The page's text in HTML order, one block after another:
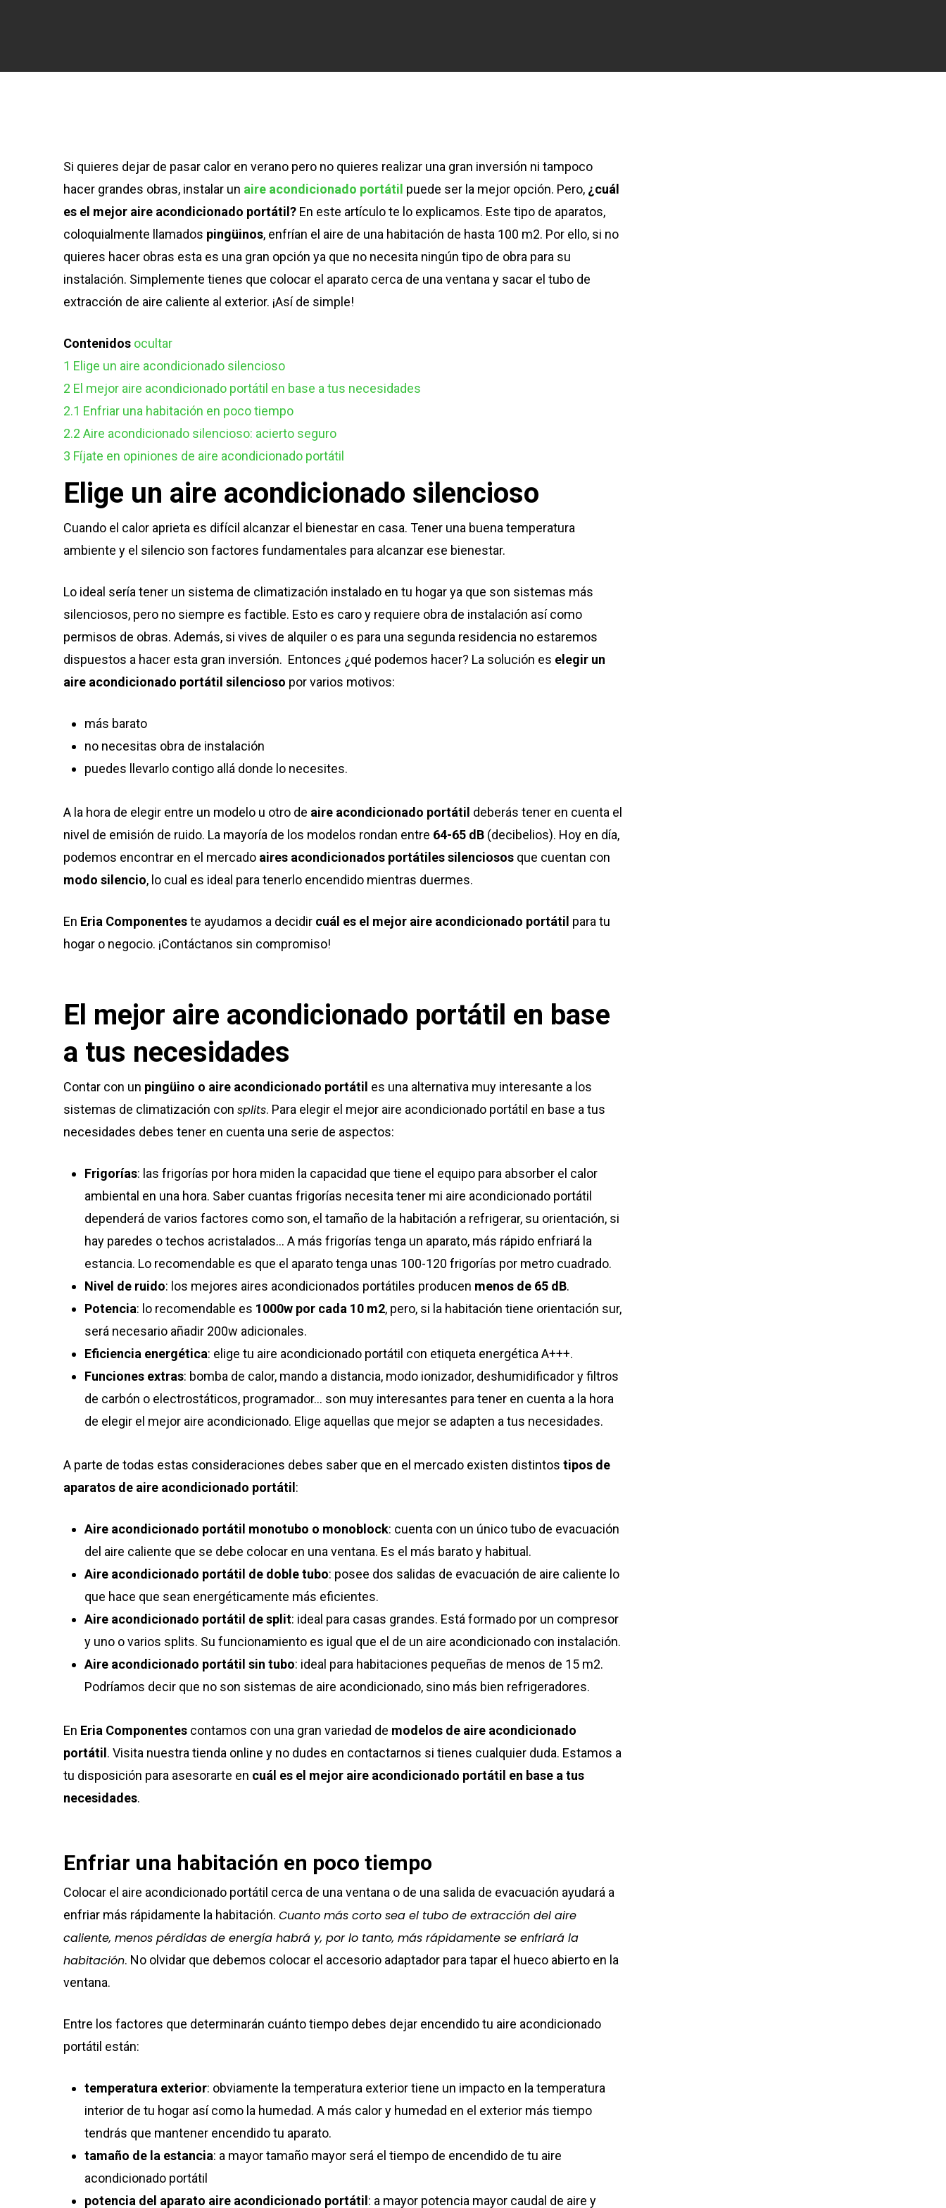
Si quieres dejar de pasar calor en verano pero no quieres realizar una gran inversión ni tampoco
hacer grandes obras, instalar un aire acondicionado portátil puede ser la mejor opción. Pero, ¿cuál
es el mejor aire acondicionado portátil? En este artículo te lo explicamos. Este tipo de aparatos,
coloquialmente llamados pingüinos, enfrían el aire de una habitación de hasta 100 m2. Por ello, si no
quieres hacer obras esta es una gran opción ya que no necesita ningún tipo de obra para su
instalación. Simplemente tienes que colocar el aparato cerca de una ventana y sacar el tubo de
extracción de aire caliente al exterior. ¡Así de simple!
Contenidos ocultar
1 Elige un aire acondicionado silencioso
2 El mejor aire acondicionado portátil en base a tus necesidades
2.1 Enfriar una habitación en poco tiempo
2.2 Aire acondicionado silencioso: acierto seguro
3 Fíjate en opiniones de aire acondicionado portátil
Elige un aire acondicionado silencioso
Cuando el calor aprieta es difícil alcanzar el bienestar en casa. Tener una buena temperatura
ambiente y el silencio son factores fundamentales para alcanzar ese bienestar.
Lo ideal sería tener un sistema de climatización instalado en tu hogar ya que son sistemas más
silenciosos, pero no siempre es factible. Esto es caro y requiere obra de instalación así como
permisos de obras. Además, si vives de alquiler o es para una segunda residencia no estaremos
dispuestos a hacer esta gran inversión. Entonces ¿qué podemos hacer? La solución es elegir un
aire acondicionado portátil silencioso por varios motivos:
más barato
no necesitas obra de instalación
puedes llevarlo contigo allá donde lo necesites.
A la hora de elegir entre un modelo u otro de aire acondicionado portátil deberás tener en cuenta el
nivel de emisión de ruido. La mayoría de los modelos rondan entre 64-65 dB (decibelios). Hoy en día,
podemos encontrar en el mercado aires acondicionados portátilessilenciosos que cuentan con
modo silencio, lo cual es ideal para tenerlo encendido mientras duermes.
En Eria Componenteste ayudamos a decidir cuál es el mejor aire acondicionado portátil para tu
hogar o negocio. ¡Contáctanos sin compromiso!
El mejor aire acondicionado portátil en base
a tus necesidades
Contar con un pingüino o aire acondicionado portátil es una alternativa muy interesante a los
sistemas de climatización con splits. Para elegir el mejor aire acondicionado portátil en base a tus
necesidades debes tener en cuenta una serie de aspectos:
Frigorías: las frigorías por hora miden la capacidad que tiene el equipo para absorber el calor
ambiental en una hora. Saber cuantas frigorías necesita tener mi aire acondicionado portátil
dependerá de varios factores como son, el tamaño de la habitación a refrigerar, su orientación, si
hay paredes o techos acristalados… A más frigorías tenga un aparato, más rápido enfriará la
estancia. Lo recomendable es que el aparato tenga unas 100-120 frigorías por metro cuadrado.
Nivel de ruido: los mejores aires acondicionados portátiles producen menos de 65 dB.
Potencia: lo recomendable es 1000w por cada 10 m2, pero, si la habitación tiene orientación sur,
será necesario añadir 200w adicionales.
Eficiencia energética: elige tu aire acondicionado portátil con etiqueta energética A+++.
Funciones extras: bomba de calor, mando a distancia, modo ionizador, deshumidificador y filtros
de carbón o electrostáticos, programador… son muy interesantes para tener en cuenta a la hora
de elegir el mejor aire acondicionado. Elige aquellas que mejor se adapten a tus necesidades.
A parte de todas estas consideraciones debes saber que en el mercado existen distintos tipos de
aparatos de aire acondicionado portátil :
Aire acondicionado portátil monotubo o monoblock: cuenta con un único tubo de evacuación
del aire caliente que se debe colocar en una ventana. Es el más barato y habitual.
Aire acondicionado portátil de doble tubo: posee dos salidas de evacuación de aire caliente lo
que hace que sean energéticamente más eficientes.
Aire acondicionado portátil de split: ideal para casas grandes. Está formado por un compresor
y uno o varios splits. Su funcionamiento es igual que el de un aire acondicionado con instalación.
Aire acondicionado portátil sin tubo: ideal para habitaciones pequeñas de menos de 15 m2.
Podríamos decir que no son sistemas de aire acondicionado, sino más bien refrigeradores.
En Eria Componentes contamos con una gran variedad de modelos de aire acondicionado
portátil . Visita nuestra tienda online y no dudes en contactarnos si tienes cualquier duda. Estamos a
tu disposición para asesorarte en cuál es el mejor aire acondicionado portátil en base a tus
necesidades.
Enfriar una habitación en poco tiempo
Colocar el aire acondicionado portátil cerca de una ventana o de una salida de evacuación ayudará a
enfriar más rápidamente la habitación. Cuanto más corto sea el tubo de extracción del aire
caliente, menos pérdidas de energía habrá y, por lo tanto, más rápidamente se enfriará la
habitación. No olvidar que debemos colocar el accesorio adaptador para tapar el hueco abierto en la
ventana.
Entre los factores que determinarán cuánto tiempo debes dejar encendido tu aire acondicionado
portátil están:
temperatura exterior: obviamente la temperatura exterior tiene un impacto en la temperatura
interior de tu hogar así como la humedad. A más calor y humedad en el exterior más tiempo
tendrás que mantener encendido tu aparato.
tamaño de la estancia: a mayor tamaño mayor será el tiempo de encendido de tu aire
acondicionado portátil
potencia del aparato aire acondicionado portátil : a mayor potencia mayor caudal de aire y